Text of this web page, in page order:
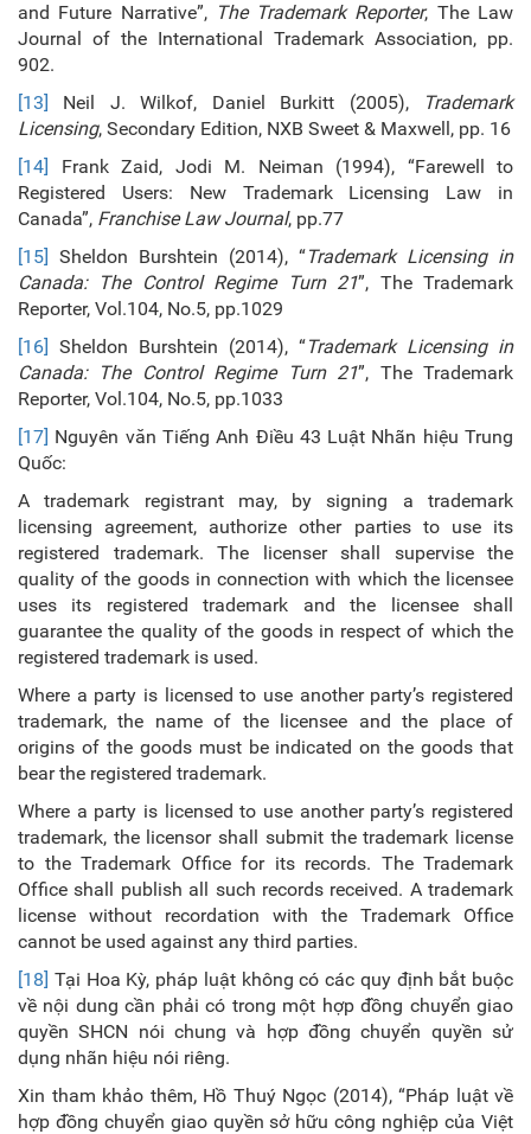
and Future Narrative”, The Trademark Reporter, The Law
Journal of the International Trademark Association, pp.
902.
[13]
Neil J. Wilkof, Daniel Burkitt (2005),
Trademark
Licensing, Secondary Edition, NXB Sweet & Maxwell, pp. 16
[14]
Frank Zaid, Jodi M. Neiman (1994), “Farewell to
Registered Users: New Trademark Licensing Law in
Canada”, Franchise Law Journal, pp.77
[15] Sheldon Burshtein (2014), “Trademark Licensing in
Canada: The Control Regime Turn 21”, The Trademark
Reporter, Vol.104, No.5, pp.1029
[16] Sheldon Burshtein (2014), “Trademark Licensing in
Canada: The Control Regime Turn 21”, The Trademark
Reporter, Vol.104, No.5, pp.1033
[17] Nguyên văn Tiếng Anh Điều 43 Luật Nhãn hiệu Trung
Quốc:
A trademark registrant may, by signing a trademark
licensing agreement, authorize other parties to use its
registered trademark. The licenser shall supervise the
quality of the goods in connection with which the licensee
uses its registered trademark and the licensee shall
guarantee the quality of the goods in respect of which the
registered trademark is used.
Where a party is licensed to use another party’s registered
trademark, the name of the licensee and the place of
origins of the goods must be indicated on the goods that
bear the registered trademark.
Where a party is licensed to use another party’s registered
trademark, the licensor shall submit the trademark license
to the Trademark Office for its records. The Trademark
Office shall publish all such records received. A trademark
license without recordation with the Trademark Office
cannot be used against any third parties.
[18] Tại Hoa Kỳ, pháp luật không có các quy định bắt buộc
về nội dung cần phải có trong một hợp đồng chuyển giao
quyền SHCN nói chung và hợp đồng chuyển quyền sử
dụng nhãn hiệu nói riêng.
Xin tham khảo thêm, Hồ Thuý Ngọc (2014), “Pháp luật về
hợp đồng chuyển giao quyền sở hữu công nghiệp của Việt